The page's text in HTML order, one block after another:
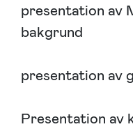
presentation av
bakgrund
presentation av
Presentation av